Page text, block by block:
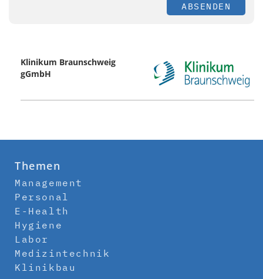
ABSENDEN
Klinikum Braunschweig
gGmbH
Themen
Management
Personal
E-Health
Hygiene
Labor
Medizintechnik
Klinikbau